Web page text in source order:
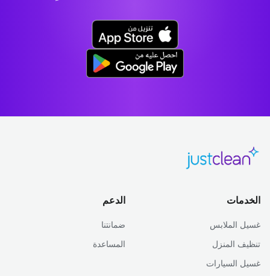
الخدمات
غسيل الملابس
تنظيف المنزل
غسيل السيارات
الدعم
ضمانتنا
المساعدة